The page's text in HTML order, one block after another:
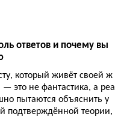
ответов и почему вы
который живёт своей ж
это не фантастика, а реа
пытаются объяснить у
подтверждённой теории,